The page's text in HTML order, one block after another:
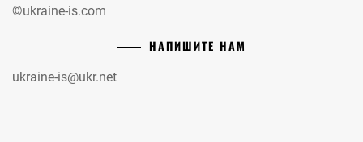
©ukraine-is.com
НАПИШИТЕ НАМ
ukraine-is@ukr.net